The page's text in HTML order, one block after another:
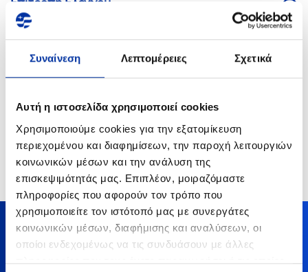
Συναίνεση Λεπτομέρειες Σχετικά
Αυτή η ιστοσελίδα χρησιμοποιεί cookies
Χρησιμοποιούμε cookies για την εξατομίκευση
περιεχομένου και διαφημίσεων, την παροχή λειτουργιών
κοινωνικών μέσων και την ανάλυση της
επισκεψιμότητάς μας. Επιπλέον, μοιραζόμαστε
πληροφορίες που αφορούν τον τρόπο που
χρησιμοποιείτε τον ιστότοπό μας με συνεργάτες
κοινωνικών μέσων, διαφήμισης και αναλύσεων, οι
οποίοι ενδεχομένως να τις συνδυάσουν με άλλες
πληροφορίες που τους έχετε παραχωρήσει ή τις οποίες
Επιτροπή Υποψηφιοτήτων
Λοιπές Επιτροπές
Επικοινωνία με τη Διεύθυνση